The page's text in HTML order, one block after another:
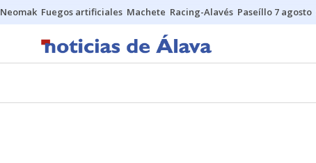
Neomak Fuegos artificiales Machete Racing-Alavés Paseíllo 7 agosto